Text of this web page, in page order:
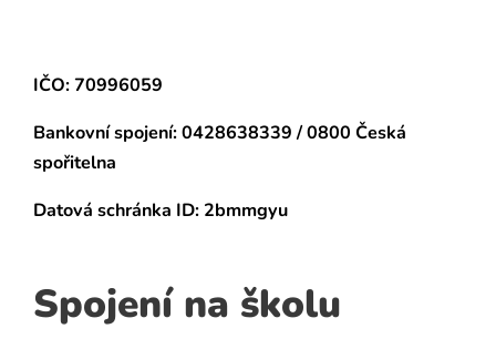
IČO: 70996059
Bankovní spojení:0428638339 / 0800 Česká
spořitelna
Datová schránka ID: 2bmmgyu
Spojení na školu